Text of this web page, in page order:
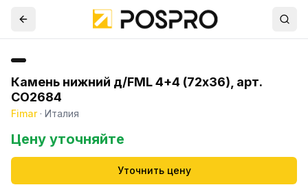
Камень нижний д/FML 4+4 (72х36), арт.
CO2684
Fimar· Италия
Цену уточняйте
Уточнить цену